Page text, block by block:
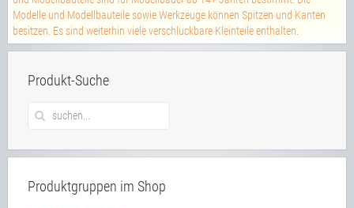
Modelle und Modellbauteile sowie Werkzeuge können Spitzen und Kanten
besitzen. Es sind weiterhin viele verschluckbare Kleinteile enthalten.
Produkt-Suche
Produktgruppen im Shop